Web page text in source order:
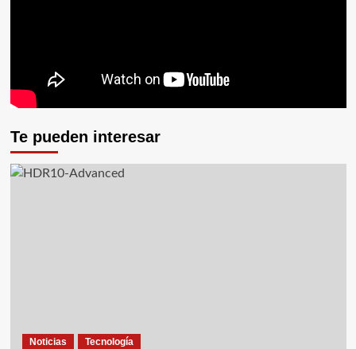
Te pueden interesar
Noticias Tecnología